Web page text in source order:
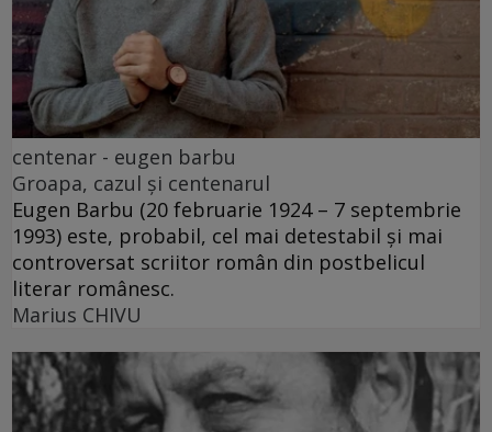
centenar - eugen barbu
Groapa, cazul și centenarul
Eugen Barbu (20 februarie 1924 – 7 septembrie
1993) este, probabil, cel mai detestabil și mai
controversat scriitor român din postbelicul
literar românesc.
Marius CHIVU